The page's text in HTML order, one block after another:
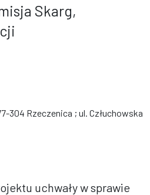
Skarg,
304 Rzeczenica ; ul. Człuchowska
uchwały w sprawie